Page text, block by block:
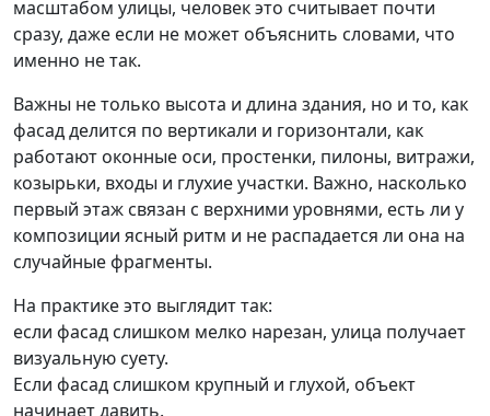
масштабом улицы, человек это считывает почти
сразу, даже если не может объяснить словами, что
именно не так.
Важны не только высота и длина здания, но и то, как
фасад делится по вертикали и горизонтали, как
работают оконные оси, простенки, пилоны, витражи,
козырьки, входы и глухие участки. Важно, насколько
первый этаж связан с верхними уровнями, есть ли у
композиции ясный ритм и не распадается ли она на
случайные фрагменты.
На практике это выглядит так:
если фасад слишком мелко нарезан, улица получает
визуальную суету.
Если фасад слишком крупный и глухой, объект
начинает давить.